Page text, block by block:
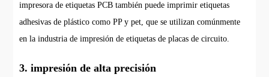
impresora de etiquetas PCB también puede imprimir etiquetas
adhesivas de plástico como PP y pet, que se utilizan comúnmente
en la industria de impresión de etiquetas de placas de circuito.
3. impresión de alta precisión